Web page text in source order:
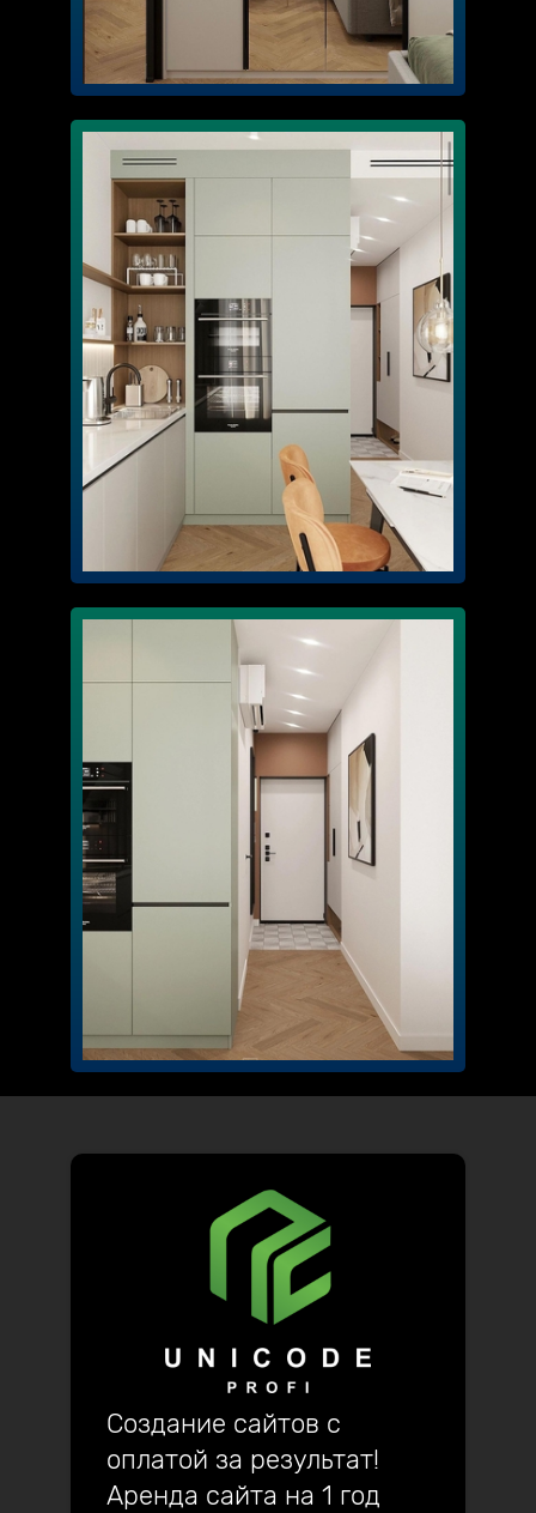
Создание сайтов с
оплатой за результат!
Аренда сайта на 1 год